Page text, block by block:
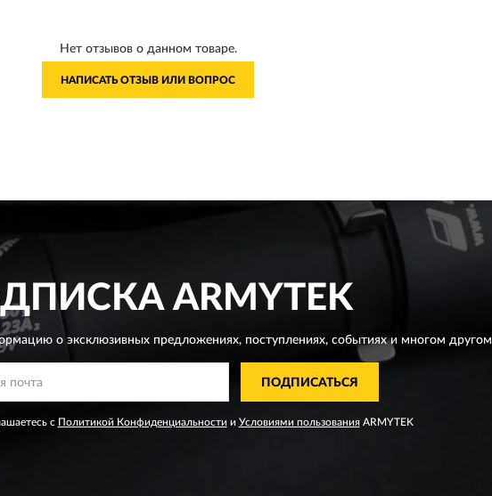
Нет отзывов о данном товаре.
НАПИСАТЬ ОТЗЫВ ИЛИ ВОПРОС
ARMYTEK
о эксклюзивных предложениях,поступлениях, событиях и многом другом
ПОДПИСАТЬСЯ
с Политикой Конфиденциальности и Условиями пользованияARMYTEK